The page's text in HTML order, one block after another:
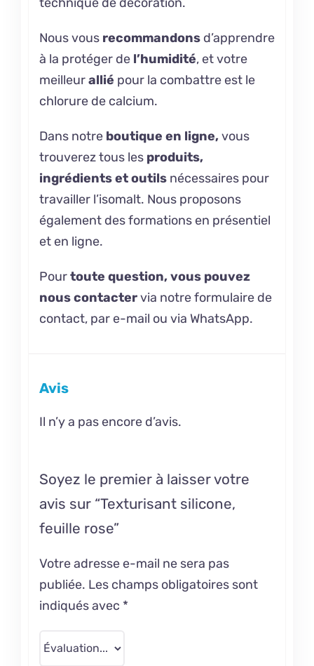
Nous vous recommandonsd’apprendre
à la protégerde l’humidité, et votre
meilleurallié pour la combattre est le
chlorure de calcium.
Dans notre boutique en ligne,vous
trouverez tous les produits,
ingrédients et outilsnécessaires pour
travailler l’isomalt. Nous proposons
également des formations en présentiel
et en ligne.
Pourtoute question, vous pouvez
nous contactervia notre formulaire de
contact, par e-mail ou via WhatsApp.
Avis
Il n’y a pas encore d’avis.
Soyez le premier à laisser votre
avis sur “Texturisant silicone,
feuille rose”
Votre adresse e-mail ne sera pas
publiée. Les champs obligatoires sont
indiqués avec *